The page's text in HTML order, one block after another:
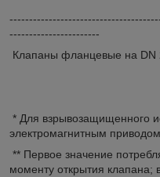
-----------------------
Клапаны фланцевые на DN
* Для взрывозащищенного
электромагнитным
** Первое значение
моменту открытия клапана;